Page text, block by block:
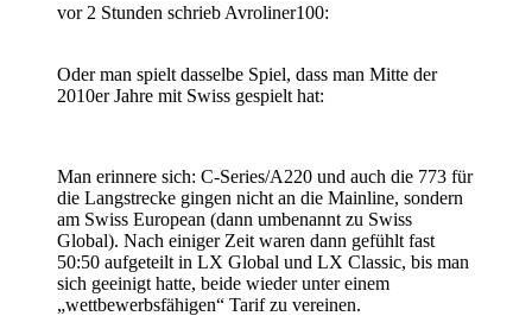
vor 2 Stunden schrieb Avroliner100:
Oder man spielt dasselbe Spiel, dass man Mitte der
2010er Jahre mit Swiss gespielt hat:
Man erinnere sich: C-Series/A220 und auch die 773 für
die Langstrecke gingen nicht an die Mainline, sondern
am Swiss European (dann umbenannt zu Swiss
Global). Nach einiger Zeit waren dann gefühlt fast
50:50 aufgeteilt in LX Global und LX Classic, bis man
sich geeinigt hatte, beide wieder unter einem
„wettbewerbsfähigen“ Tarif zu vereinen.